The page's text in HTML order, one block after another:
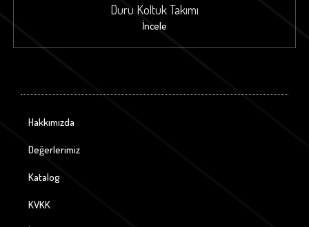
Duru Koltuk Takımı
İncele
Hakkımızda
Değerlerimiz
Katalog
KVKK